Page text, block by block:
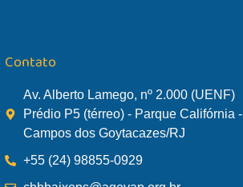
Contato
Av. Alberto Lamego, nº 2.000 (UENF)
Prédio P5 (térreo) - Parque Califórnia -
Campos dos Goytacazes/RJ
+55 (24) 98855-0929